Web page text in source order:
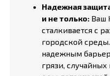
Надежная
и не только: Ваш
сталкивается с
городской
надежным
грязи, случайных